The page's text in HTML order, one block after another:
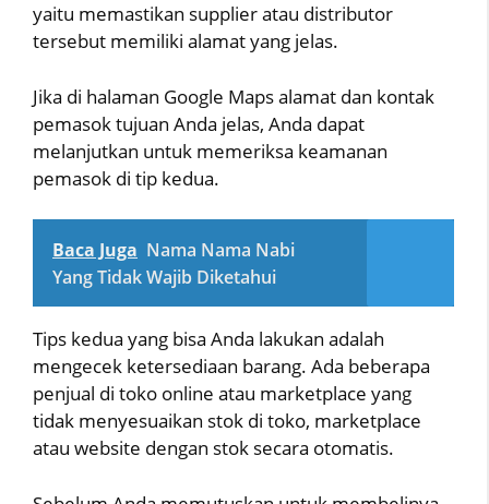
yaitu memastikan supplier atau distributor
tersebut memiliki alamat yang jelas.
Jika di halaman Google Maps alamat dan kontak
pemasok tujuan Anda jelas, Anda dapat
melanjutkan untuk memeriksa keamanan
pemasok di tip kedua.
Baca Juga Nama Nama Nabi
Yang Tidak Wajib Diketahui
Tips kedua yang bisa Anda lakukan adalah
mengecek ketersediaan barang. Ada beberapa
penjual di toko online atau marketplace yang
tidak menyesuaikan stok di toko, marketplace
atau website dengan stok secara otomatis.